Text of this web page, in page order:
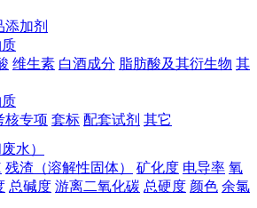
添加剂
维生素 白酒成分 脂肪酸及其衍生物 其
核专项 套标 配套试剂 其它
水）
残渣（溶解性固体） 矿化度 电导率 氧
总碱度 游离二氧化碳 总硬度 颜色 余氯